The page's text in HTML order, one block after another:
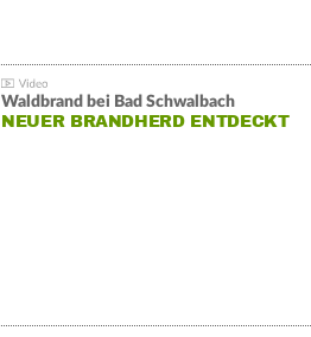
Waldbrand bei Bad Schwalbach
NEUER BRANDHERD ENTDECKT